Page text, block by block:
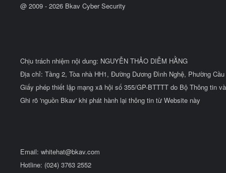
@ 2009 - 2026 Bkav Cyber Security
Chịu trách nhiệm nội dung: NGUYỄN THẢO DIỄM HẰNG
Địa chỉ: Tầng 2, Tòa nhà HH1, Đường Dương Đình Nghệ, Phường
Giấy phép thiết lập mạng xã hội số 355/GP-BTTTT do Bộ Thông tin
Ghi rõ 'nguồn Bkav' khi phát hành lại thông tin từ Website này
Email: whitehat@bkav.com
Hotline: (024) 3763 2552